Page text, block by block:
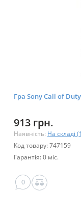
Гра Sony Call of
913 грн.
Наявність: На складі
Код товару: 747159
Гарантія: 0 міс.
0